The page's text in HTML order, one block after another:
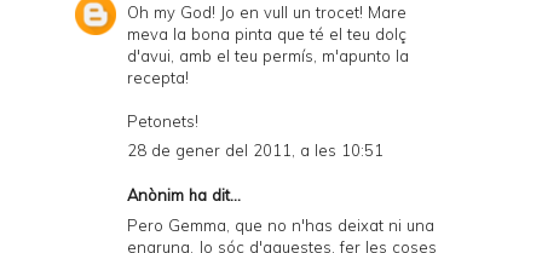
Oh my God! Jo en vull un trocet! Mare
meva la bona pinta que té el teu dolç
d'avui, amb el teu permís, m'apunto la
recepta!
Petonets!
28 de gener del 2011, a les 10:51
Anònim ha dit...
Pero Gemma, que no n'has deixat ni una
engruna. Jo sóc d'aquestes, fer les coses